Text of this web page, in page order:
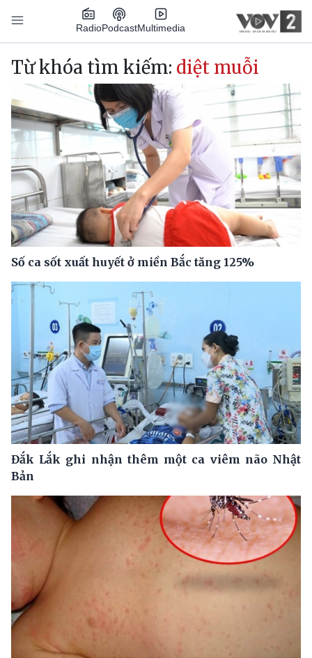
Nhảy đến nội dung
RadioPodcastMultimedia
Main navigation
Từ khóa tìm kiếm: diệt muỗi
Số ca sốt xuất huyết ở miền Bắc tăng 125%
Đắk Lắk ghi nhận thêm một ca viêm não Nhật
Bản